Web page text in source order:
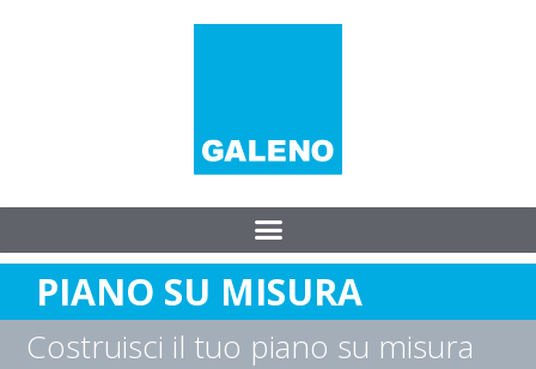
PIANO SU MISURA
Costruisci il tuo piano su misura